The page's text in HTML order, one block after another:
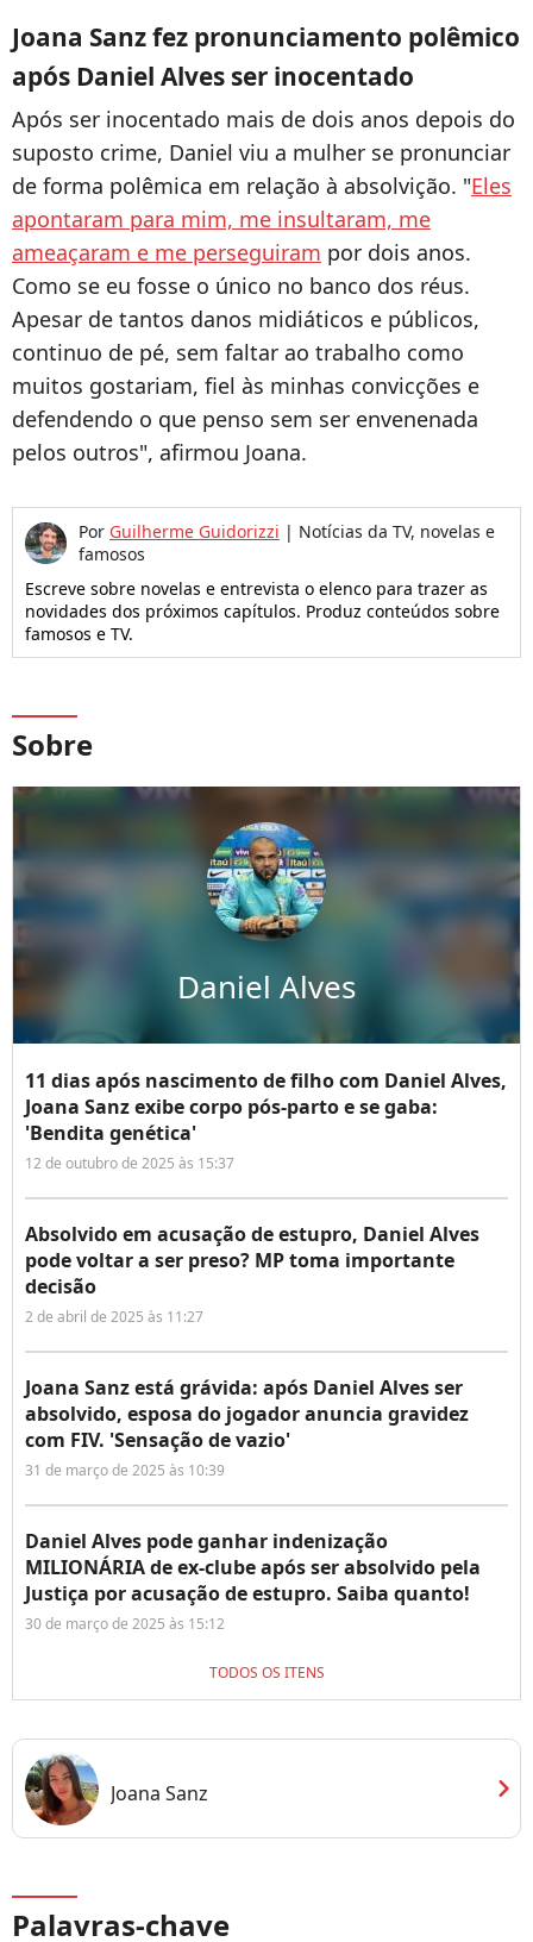
Joana Sanz fez pronunciamento polêmico
após Daniel Alves ser inocentado
Após ser inocentado mais de dois anos depois do
suposto crime, Daniel viu a mulher se pronunciar
de forma polêmica em relação à absolvição. "Eles
apontaram para mim, me insultaram, me
ameaçaram e me perseguiram por dois anos.
Como se eu fosse o único no banco dos réus.
Apesar de tantos danos midiáticos e públicos,
continuo de pé, sem faltar ao trabalho como
muitos gostariam, fiel às minhas convicções e
defendendo o que penso sem ser envenenada
pelos outros", afirmou Joana.
Por Guilherme Guidorizzi | Notícias da TV, novelas e
famosos
Escreve sobre novelas e entrevista o elenco para trazer as
novidades dos próximos capítulos. Produz conteúdos sobre
famosos e TV.
Sobre
Daniel Alves
11 dias após nascimento de filho com Daniel Alves,
Joana Sanz exibe corpo pós-parto e se gaba:
'Bendita genética'
12 de outubro de 2025 às 15:37
Absolvido em acusação de estupro, Daniel Alves
pode voltar a ser preso? MP toma importante
decisão
2 de abril de 2025 às 11:27
Joana Sanz está grávida: após Daniel Alves ser
absolvido, esposa do jogador anuncia gravidez
com FIV. 'Sensação de vazio'
31 de março de 2025 às 10:39
Daniel Alves pode ganhar indenização
MILIONÁRIA de ex-clube após ser absolvido pela
Justiça por acusação de estupro. Saiba quanto!
30 de março de 2025 às 15:12
TODOS OS ITENS
Joana Sanz chevron_right
Palavras-chave